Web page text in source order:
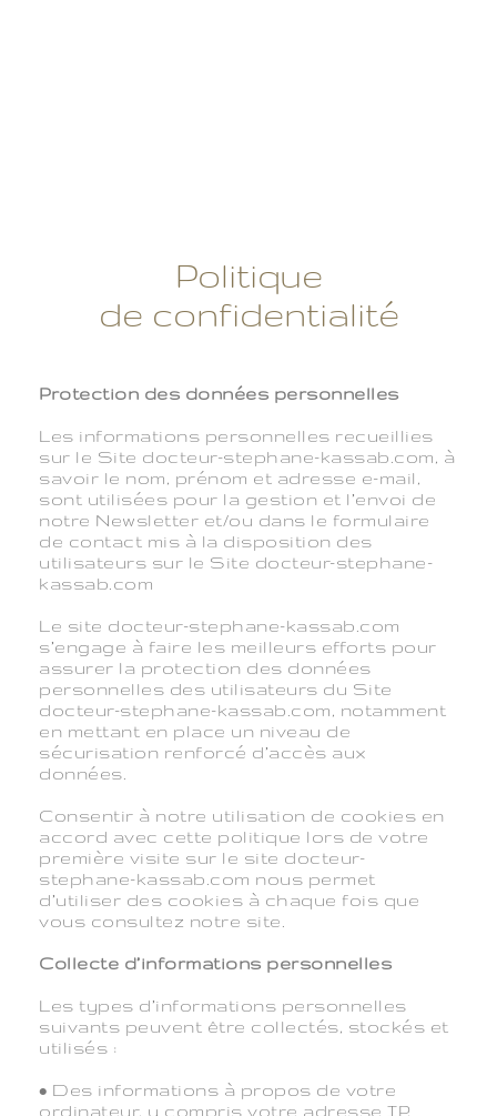
Politique
de confidentialité
Protection des données personnelles
Les informations personnelles recueillies
sur le Site docteur-stephane-kassab.com, à
savoir le nom, prénom et adresse e-mail,
sont utilisées pour la gestion et l’envoi de
notre Newsletter et/ou dans le formulaire
de contact mis à la disposition des
utilisateurs sur le Site docteur-stephane-
kassab.com
Le site docteur-stephane-kassab.com
s’engage à faire les meilleurs efforts pour
assurer la protection des données
personnelles des utilisateurs du Site
docteur-stephane-kassab.com, notamment
en mettant en place un niveau de
sécurisation renforcé d’accès aux
données.
Consentir à notre utilisation de cookies en
accord avec cette politique lors de votre
première visite sur le site docteur-
stephane-kassab.com nous permet
d’utiliser des cookies à chaque fois que
vous consultez notre site.
Collecte d’informations personnelles
Les types d’informations personnelles
suivants peuvent être collectés, stockés et
utilisés :
• Des informations à propos de votre
ordinateur, y compris votre adresse IP,